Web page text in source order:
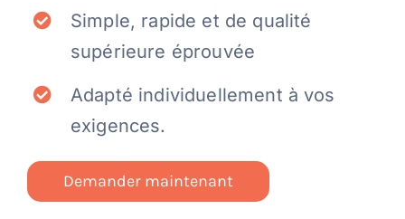
Simple, rapide et de qualité
supérieure éprouvée
Adapté individuellement à vos
exigences.
Demander maintenant